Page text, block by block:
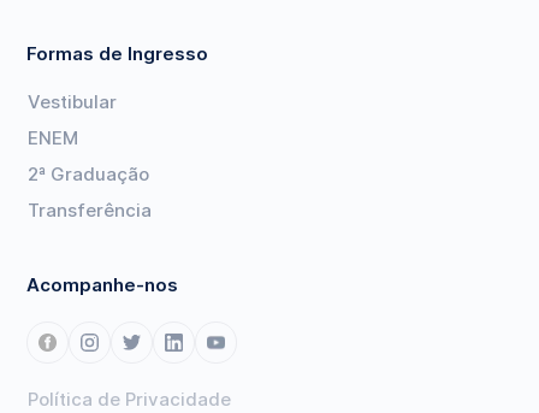
Formas de Ingresso
Vestibular
ENEM
2ª Graduação
Transferência
Acompanhe-nos
Política de Privacidade